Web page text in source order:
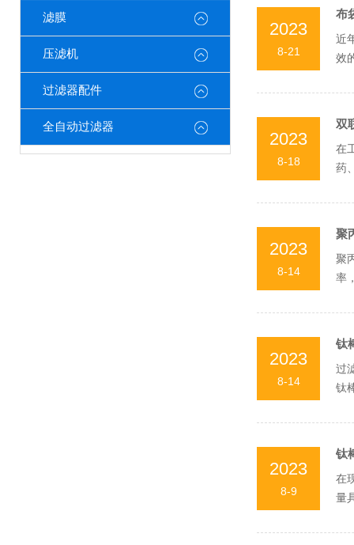
滤膜
压滤机
过滤器配件
全自动过滤器
2023
8-21
布
近
效
2023
8-18
双
在
药
2023
8-14
聚
聚
率
2023
8-14
钛
过
钛
2023
8-9
钛
在
量